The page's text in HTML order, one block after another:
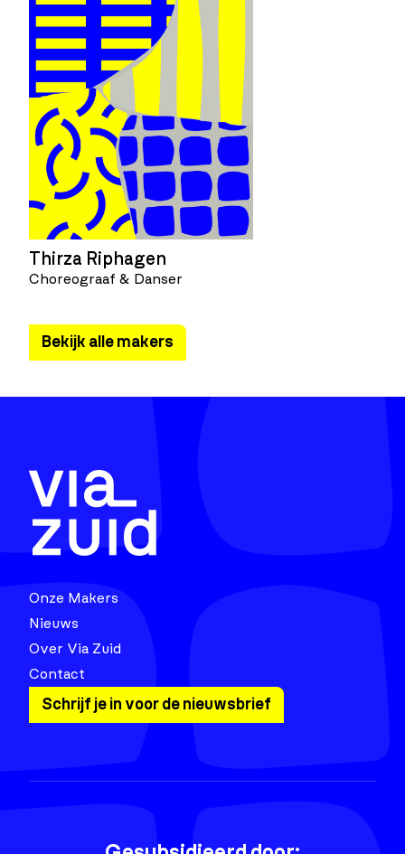
Thirza Riphagen
Choreograaf & Danser
Bekijk alle makers
Onze Makers
Nieuws
Over Via Zuid
Contact
Schrijf je in voor de nieuwsbrief